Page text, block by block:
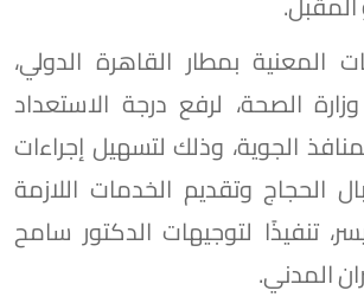
المعنية بمطار القاهرة الدولي،
الصحة، لرفع درجة الاستعداد
الجوية، وذلك لتسهيل إجراءات
الحجاج وتقديم الخدمات اللازمة
تنفيذًا لتوجيهات الدكتور سامح
المدني.